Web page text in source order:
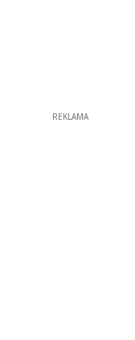
REKLAMA